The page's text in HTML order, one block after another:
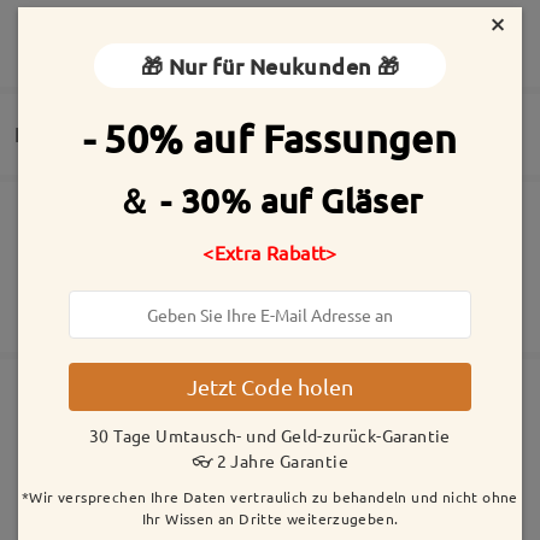
Die Brille ist schön. Allerdings hat sie zwei
Schrauben, die in Richtung Gesicht zeigen. Zum
angebracht. Diese sind jedoch bereits nach
Lieferung
Fertigungszeit
Details
5-7 Werktage Details
30 Tage Umtausch- und Geld-zurück-Garantie
2 Jahre Garantie
Mehr anzeigen
Ähnliche Fassungen
×
🎁 Nur für Neukunden 🎁
- 50% auf Fassungen
＆ - 30% auf Gläser
<Extra Rabatt>
Jetzt Code holen
30 Tage Umtausch- und Geld-zurück-Garantie
👓 2 Jahre Garantie
*Wir versprechen Ihre Daten vertraulich zu behandeln und nicht ohne
Ihr Wissen an Dritte weiterzugeben.